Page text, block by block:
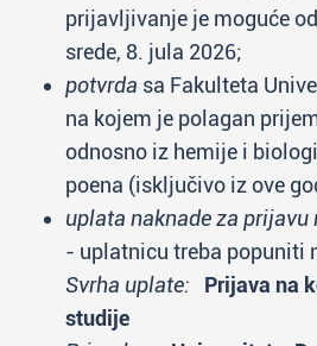
prijavljivanje je moguće
srede, 8. jula 2026;
potvrda sa Fakulteta
na kojem je polagan
odnosno iz hemije i
poena (isključivo iz ove
uplata naknade za prijavu
- uplatnicu treba popuniti
Svrha uplate:
Prijava na
studije